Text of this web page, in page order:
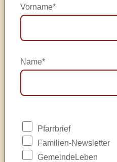
Vorname*
Name*
Pfarrbrief
Familien-Newsletter
GemeindeLeben